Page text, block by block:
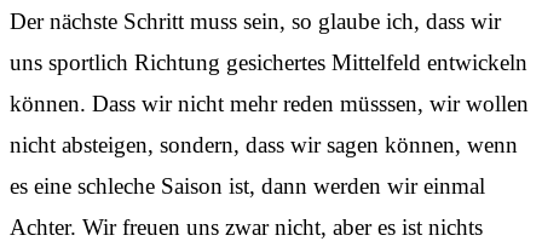
Der nächste Schritt muss sein, so glaube ich, dass wir
uns sportlich Richtung gesichertes Mittelfeld entwickeln
können. Dass wir nicht mehr reden müsssen, wir wollen
nicht absteigen, sondern, dass wir sagen können, wenn
es eine schleche Saison ist, dann werden wir einmal
Achter. Wir freuen uns zwar nicht, aber es ist nichts